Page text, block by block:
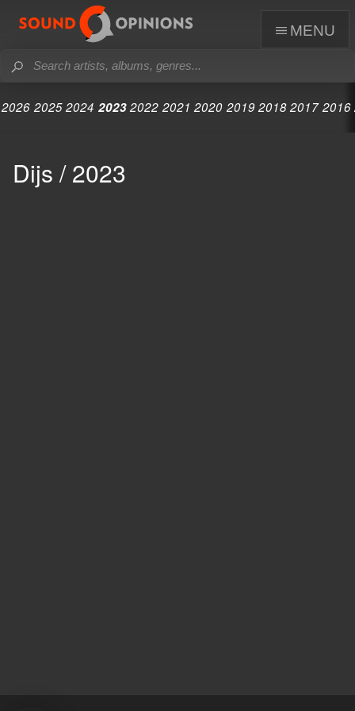
menu
2026 2025 2024 2023 2022 2021 2020 2019 2018 2017 2016
Dijs / 2023